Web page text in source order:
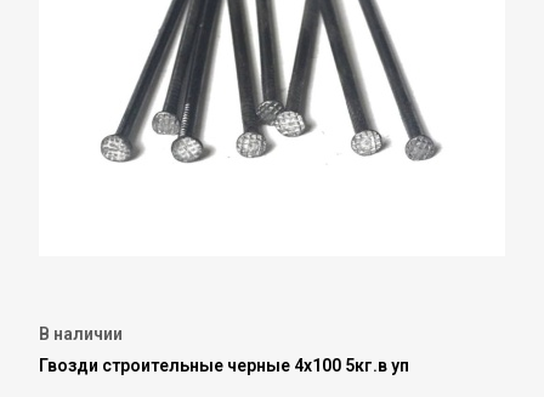
В наличии
Гвозди строительные черные 4х100 5кг.в уп